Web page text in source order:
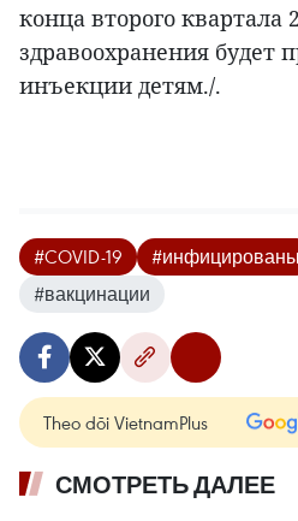
конца второго квартала
здравоохранения будет
инъекции детям./.
#COVID-19 #инфицированы
#вакцинации
Theo dõi VietnamPlus
СМОТРЕТЬ ДАЛЕЕ